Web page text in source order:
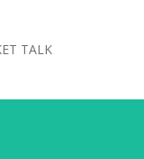
TALK